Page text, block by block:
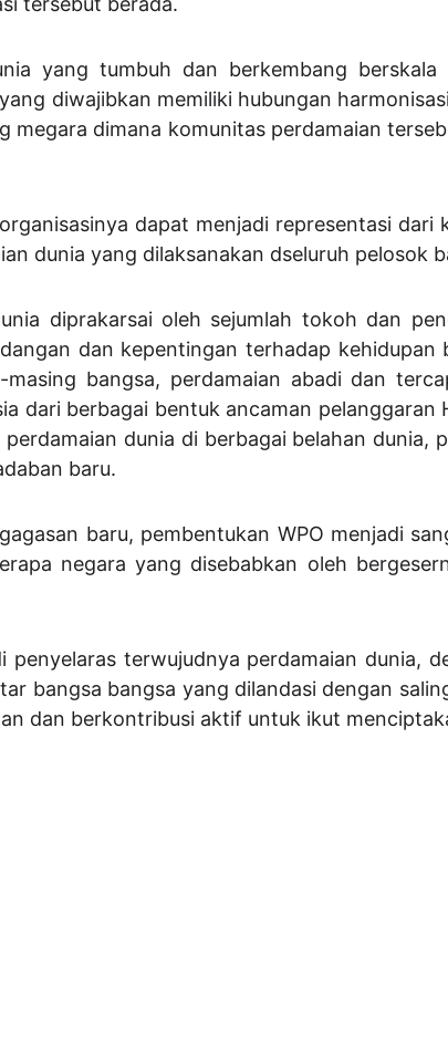
yang tumbuh dan berkembang
diwajibkan memiliki hubungan
megara dimana komunitas perdamaian
dapat menjadi representasi
dunia yang dilaksanakan dseluruh pelosok
diprakarsai oleh sejumlah tokoh dan
dan kepentingan terhadap
bangsa, perdamaian abadi dan
dari berbagai bentuk ancaman
dunia di berbagai belahan
baru.
baru, pembentukan WPO menjadi
negara yang disebabkan oleh
penyelaras terwujudnya perdamaian
bangsa bangsa yang dilandasi dengan
dan berkontribusi aktif untuk ikut